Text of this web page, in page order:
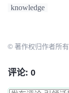
knowledge
© 著作权归作者所有
评论: 0